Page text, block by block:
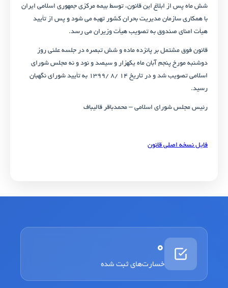
شش ماه پس از ابلاغ این قانون، توسط بیمه مرکزی جمهوری اسلامی ایران
با همکاری سازمان مدیریت بحران کشور تهیه می ‌شود و پس از تأیید
هیأت امنای صندوق به تصویب هیأت وزیران می ‌رسد.
قانون فوق مشتمل بر پانزده ماده و شش تبصره در جلسه علنی روز
دوشنبه مورخ پنجم آبان ماه یکهزار و سیصد و نود و نه مجلس شورای
اسلامی تصویب شد و در تاریخ ۱۴ /۸ /۱۳۹۹ به تأیید شورای نگهبان
رسید.
رئیس مجلس شورای اسلامی – محمدباقر قالیباف
فایل نسخه اصلی قانون
0
خسارت‌های ثبت شده